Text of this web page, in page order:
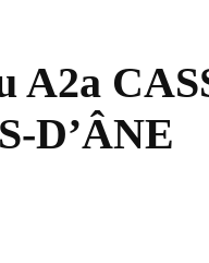
A2a
D’ÂNE